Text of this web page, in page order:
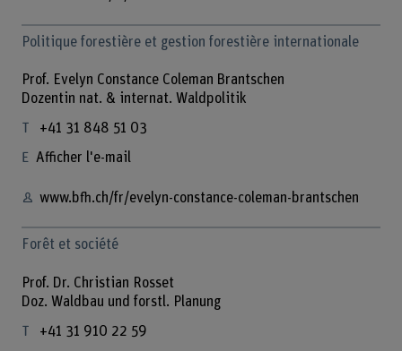
Politique forestière et gestion forestière internationale
Prof. Evelyn Constance Coleman Brantschen
Dozentin nat. & internat. Waldpolitik
+41 31 848 51 03
Afficher l'e-mail
www.bfh.ch/fr/evelyn-constance-coleman-brantschen
Forêt et société
Prof. Dr. Christian Rosset
Doz. Waldbau und forstl. Planung
+41 31 910 22 59